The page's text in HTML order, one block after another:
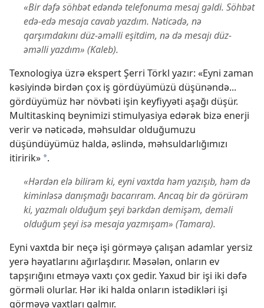
«Bir dəfə söhbət edəndə telefonuma mesaj gəldi. Söhbət
edə-edə mesaja cavab yazdım. Nəticədə, nə
qarşımdakını düz-əməlli eşitdim, nə də mesajı düz-
əməlli yazdım» (Kaleb).
Texnologiya üzrə ekspert Şerri Törkl yazır: «Eyni zaman
kəsiyində birdən çox iş gördüyümüzü düşünəndə...
gördüyümüz hər növbəti işin keyfiyyəti aşağı düşür.
Multitaskinq beynimizi stimulyasiya edərək bizə enerji
verir və nəticədə, məhsuldar olduğumuzu
düşündüyümüz halda, əslində, məhsuldarlığımızı
itiririk» a.
«Hərdən elə bilirəm ki, eyni vaxtda həm yazışıb, həm də
kiminləsə danışmağı bacarıram. Ancaq bir də görürəm
ki, yazmalı olduğum şeyi bərkdən demişəm, deməli
olduğum şeyi isə mesaja yazmışam» (Tamara).
Eyni vaxtda bir neçə işi görməyə çalışan adamlar yersiz
yerə həyatlarını ağırlaşdırır. Məsələn, onların ev
tapşırığını etməyə vaxtı çox gedir. Yaxud bir işi iki dəfə
görməli olurlar. Hər iki halda onların istədikləri işi
görməyə vaxtları qalmır.